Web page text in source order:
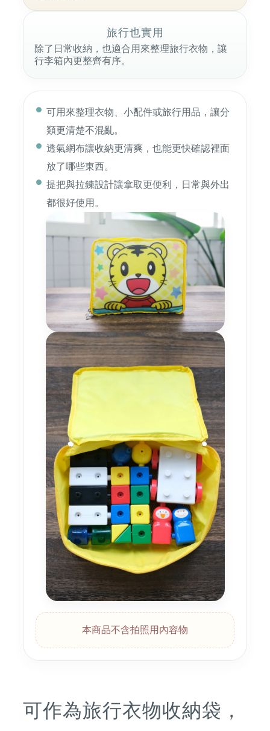
旅行也實用
除了日常收納，也適合用來整理旅行衣物，讓
行李箱內更整齊有序。
可用來整理衣物、小配件或旅行用品，讓分
類更清楚不混亂。
透氣網布讓收納更清爽，也能更快確認裡面
放了哪些東西。
提把與拉鍊設計讓拿取更便利，日常與外出
都很好使用。
本商品不含拍照用內容物
可作為旅行衣物收納袋，